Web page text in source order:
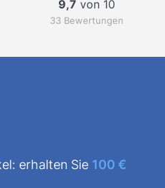
9,7 von 10
33 Bewertungen
erhalten Sie 100 €